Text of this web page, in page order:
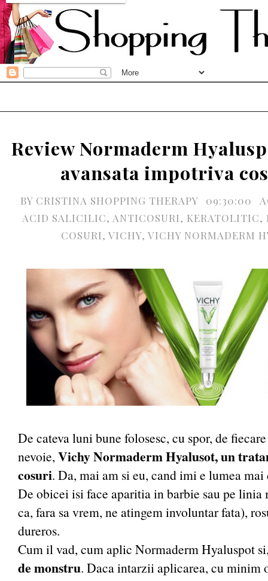
Review Normaderm
avansata impotriva
BY CRISTINA SHOPPING THERAPY 09:30:00
ACID SALICILIC, ANTICOSURI, KERATOLITIC,
COSURI, VICHY, VICHY NORMADERM
De cateva luni bune folosesc, cu spor, de
nevoie, Vichy Normaderm Hyalusot, un
cosuri. Da, mai am si eu, cand imi e lumea mai
De obicei isi face aparitia in barbie sau pe
ca, fara sa vrem, ne atingem involuntar fata),
dureros.
Cum il vad, cum aplic Normaderm Hyaluspot
de monstru. Daca intarzii aplicarea, cu minim